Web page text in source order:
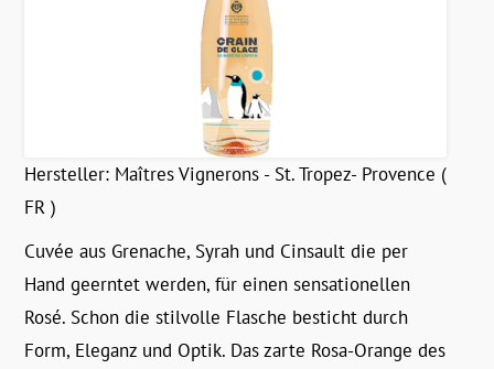
Hersteller: Maîtres Vignerons - St. Tropez- Provence (
FR )
Cuvée aus Grenache, Syrah und Cinsault die per
Hand geerntet werden, für einen sensationellen
Rosé. Schon die stilvolle Flasche besticht durch
Form, Eleganz und Optik. Das zarte Rosa-Orange des